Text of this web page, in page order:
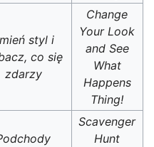
styl i
co się
zdarzy
Change
Your Look
and See
What
Happens
Thing!
Scavenger
Hunt